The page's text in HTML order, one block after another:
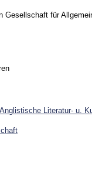
Gesellschaft für
Literatur- u.